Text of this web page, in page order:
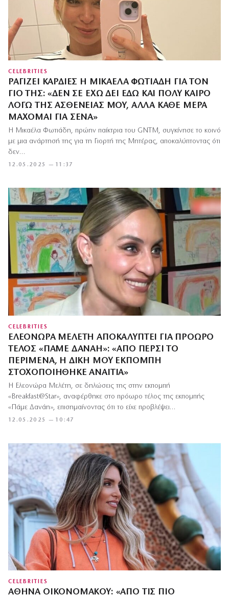
CELEBRITIES
ΡΑΓΊΖΕΙ ΚΑΡΔΙΈΣ Η ΜΙΚΑΈΛΑ ΦΩΤΙΆΔΗ ΓΙΑ ΤΟΝ
ΓΙΟ ΤΗΣ: «ΔΕΝ ΣΕ ΈΧΩ ΔΕΙ ΕΔΏ ΚΑΙ ΠΟΛΎ ΚΑΙΡΌ
ΛΌΓΩ ΤΗΣ ΑΣΘΈΝΕΙΑΣ ΜΟΥ, ΑΛΛΆ ΚΆΘΕ ΜΈΡΑ
ΜΆΧΟΜΑΙ ΓΙΑ ΣΈΝΑ»
12.05.2025 — 11:37
Η Μικαέλα Φωτιάδη, πρώην παίκτρια του GNTM, συγκίνησε το κοινό
με μια ανάρτησή της για τη Γιορτή της Μητέρας, αποκαλύπτοντας ότι
δεν…
CELEBRITIES
ΕΛΕΟΝΏΡΑ ΜΕΛΈΤΗ ΑΠΟΚΑΛΎΠΤΕΙ ΓΙΑ ΠΡΌΩΡΟ
ΤΈΛΟΣ «ΠΆΜΕ ΔΑΝΆΗ»: «ΑΠΌ ΠΈΡΣΙ ΤΟ
ΠΕΡΊΜΕΝΑ, Η ΔΙΚΉ ΜΟΥ ΕΚΠΟΜΠΉ
ΣΤΟΧΟΠΟΙΉΘΗΚΕ ΑΝΑΊΤΙΑ»
12.05.2025 — 10:47
Η Ελεονώρα Μελέτη, σε δηλώσεις της στην εκπομπή
«Breakfast@Star», αναφέρθηκε στο πρόωρο τέλος της εκπομπής
«Πάμε Δανάη», επισημαίνοντας ότι το είχε προβλέψει…
CELEBRITIES
ΑΘΗΝΆ ΟΙΚΟΝΟΜΆΚΟΥ: «ΑΠΌ ΤΙΣ ΠΙΟ